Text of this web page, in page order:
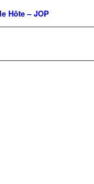
Hôte – JOP